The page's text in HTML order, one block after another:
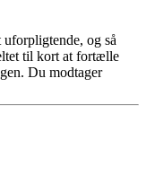
og så
til kort at fortælle
Du modtager